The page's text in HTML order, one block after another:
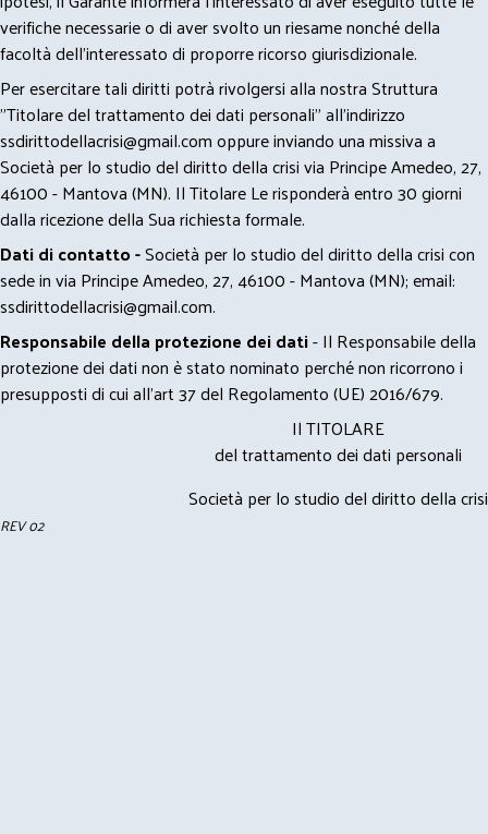
verifiche necessarie o di aver svolto un riesame nonché della
facoltà dell’interessato di proporre ricorso giurisdizionale.
Per esercitare tali diritti potrà rivolgersi alla nostra Struttura
"Titolare del trattamento dei dati personali" all'indirizzo
ssdirittodellacrisi@gmail.comoppure inviando una missiva a
Società per lo studio del diritto della crisi via Principe Amedeo, 27,
46100 - Mantova (MN). Il Titolare Le risponderà entro 30 giorni
dalla ricezione della Sua richiesta formale.
Dati di contatto -Società per lo studio del diritto della crisi con
sede in via Principe Amedeo, 27, 46100 - Mantova (MN); email:
ssdirittodellacrisi@gmail.com.
Responsabile della protezione dei dati- Il Responsabile della
protezione dei dati non è stato nominato perché non ricorrono i
presupposti di cui all’art 37 del Regolamento (UE) 2016/679.
Il TITOLARE
del trattamento dei dati personali
Società per lo studio del diritto della crisi
REV 02